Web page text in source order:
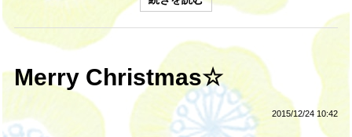
Merry Christmas☆
2015/12/24 10:42